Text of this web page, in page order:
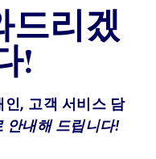
드리겠
!
, 고객 서비스 담
안내해 드립니다!